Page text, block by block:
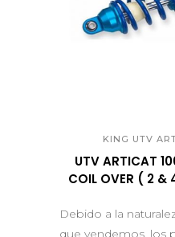
KING UTV
UTV ARTICAT
COIL OVER ( 2
Debido a la
que vendemos, los